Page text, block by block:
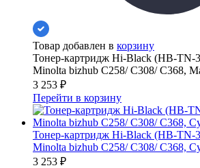
Товар добавлен в корзину
Тонер-картридж Hi-Black (HB-TN-
Minolta bizhub C258/ C308/ C368,
3 253 ₽
Перейти в корзину
Тонер-картридж Hi-Black (HB-TN-
Minolta bizhub C258/ C308/ C368,
3 253 ₽